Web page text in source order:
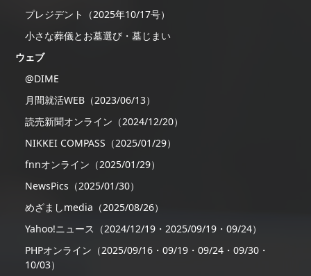
プレジデント（2025年10/17号）
小さな葬儀とお墓選び・墓じまい
ウェブ
@DIME
月間就活WEB（2023/06/13）
読売新聞オンライン（2024/12/20）
NIKKEI COMPASS（2025/01/29）
fnnオンライン（2025/01/29）
NewsPics（2025/01/30）
めざましmedia（2025/08/26）
Yahoo!ニュース（2024/12/19・2025/09/19・09/24）
PHPオンライン（2025/09/16・09/19・09/24・09/30・
10/03）